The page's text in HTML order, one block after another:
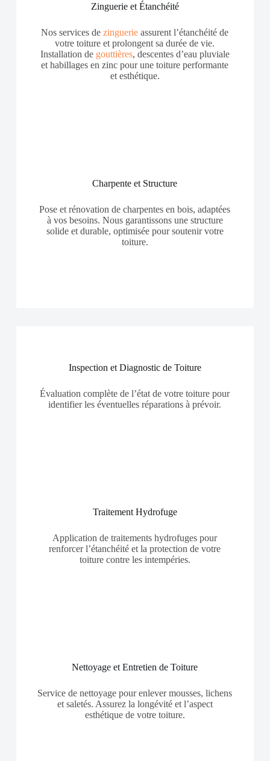
Zinguerie et Étanchéité
Nos services dezinguerie assurent l’étanchéité de
votre toiture et prolongent sa durée de vie.
Installation de gouttières, descentes d’eau pluviale
et habillages en zinc pour une toiture performante
et esthétique.
Charpente et Structure
Pose et rénovation de charpentes en bois, adaptées
à vos besoins. Nous garantissons une structure
solide et durable, optimisée pour soutenir votre
toiture.
Inspection et Diagnostic de Toiture
Évaluation complète de l’état de votre toiture pour
identifier les éventuelles réparations à prévoir.
Traitement Hydrofuge
Application de traitements hydrofuges pour
renforcer l’étanchéité et la protection de votre
toiture contre les intempéries.
Nettoyage et Entretien de Toiture
Service de nettoyage pour enlever mousses, lichens
et saletés. Assurez la longévité et l’aspect
esthétique de votre toiture.